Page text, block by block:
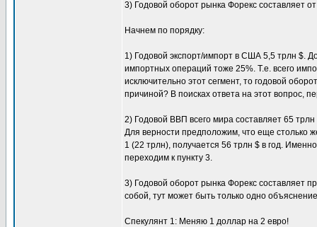
3) Годовой оборот рынка Форекс составляет
Начнем по порядку:
1) Годовой экспорт/импорт в США 5,5 трлн $.
импортных операций тоже 25%. Т.е. всего
исключительно этот сегмент, то годовой
причиной? В поисках ответа на этот вопрос,
2) Годовой ВВП всего мира составляет 65
Для верности предположим, что еще столько
1 (22 трлн), получается 56 трлн $ в год.
переходим к пункту 3.
3) Годовой оборот рынка Форекс составляет
собой, тут может быть только одно
Спекулянт 1: Меняю 1 доллар на 2 евро!